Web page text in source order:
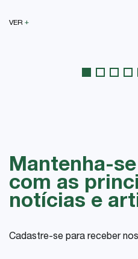
VER +
Mantenha-
com as
notícias e
Cadastre-se para receber